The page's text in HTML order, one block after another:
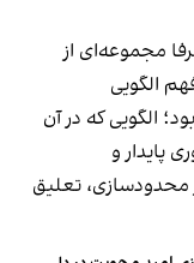
مجموعه‌ای از
الگویی
الگویی که در آن
پایدار و
محدودسازی، تعلیق